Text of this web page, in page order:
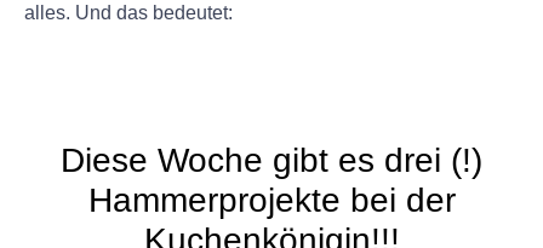
alles. Und das bedeutet:
Diese Woche gibt es drei (!)
Hammerprojekte bei der
Kuchenkönigin!!!